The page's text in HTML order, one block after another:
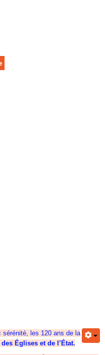
les 120 ans de la
Églises et de l’État.